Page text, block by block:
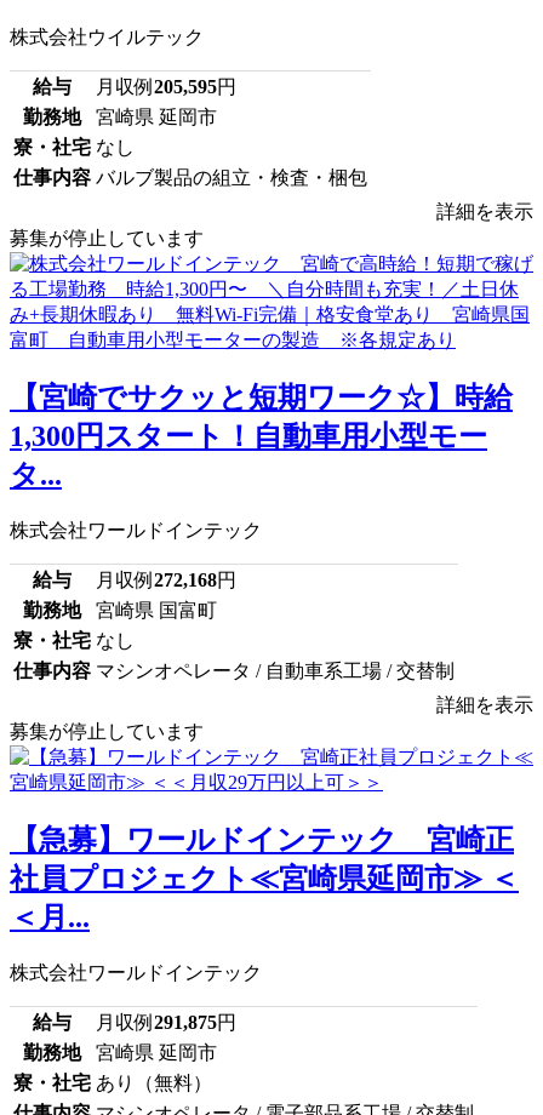
株式会社ウイルテック
給与 月収例 205,595円
勤務地
宮崎県 延岡市
寮・社宅 なし
仕事内容 バルブ製品の組立・検査・梱包
詳細を表示
募集が停止しています
【宮崎でサクッと短期ワーク☆】時給
1,300円スタート！自動車用小型モー
タ...
株式会社ワールドインテック
給与 月収例 272,168円
勤務地
宮崎県 国富町
寮・社宅 なし
仕事内容 マシンオペレータ / 自動車系工場 / 交替制
詳細を表示
募集が停止しています
【急募】ワールドインテック 宮崎正
社員プロジェクト≪宮崎県延岡市≫ ＜
＜月...
株式会社ワールドインテック
給与 月収例 291,875円
勤務地
宮崎県 延岡市
寮・社宅 あり（無料）